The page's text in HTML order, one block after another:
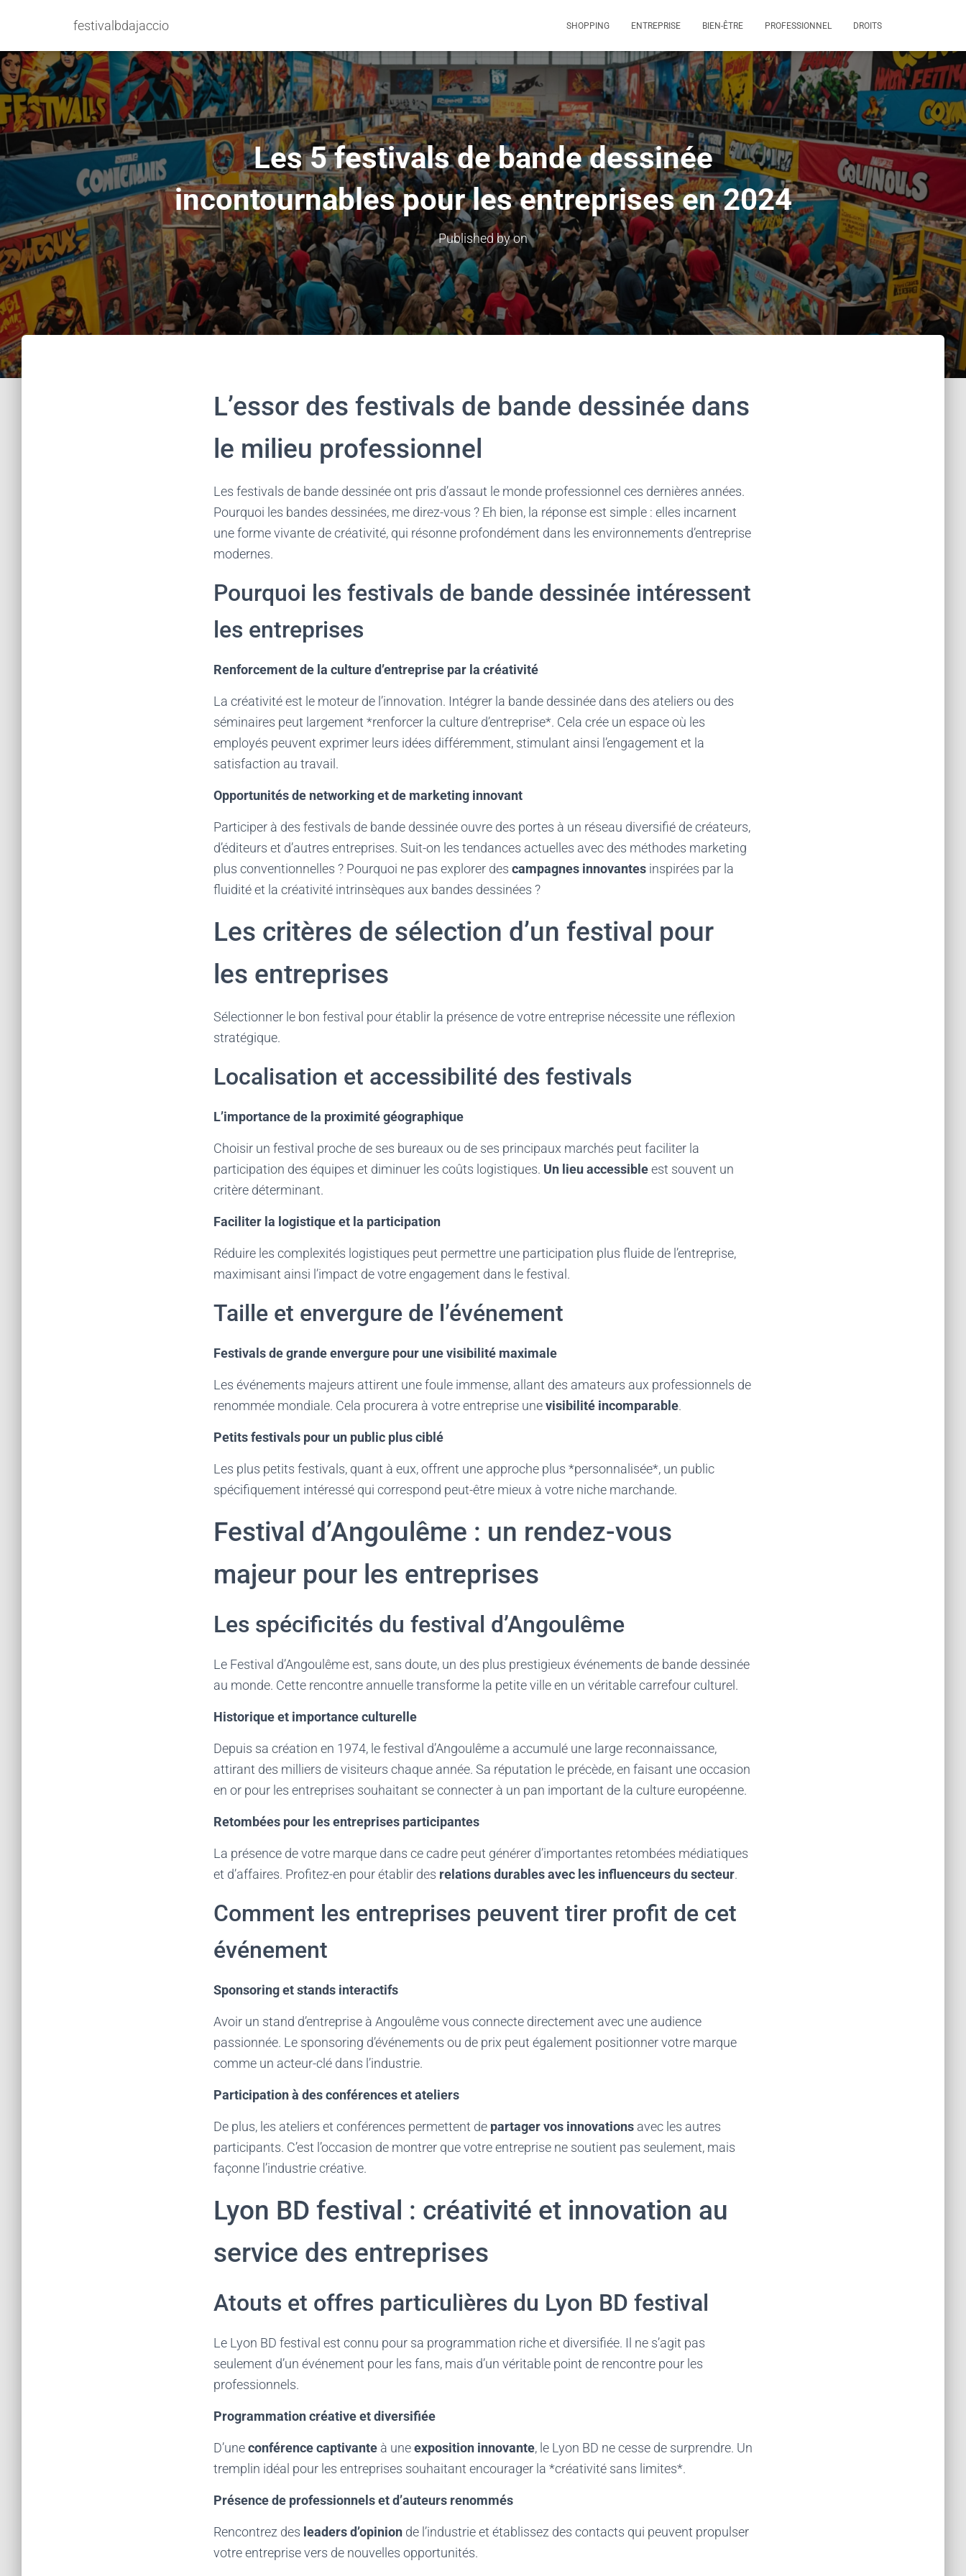
festivalbdajaccio SHOPPING ENTREPRISE BIEN-ÊTRE PROFESSIONNEL DROITS
Les 5 festivals de bande dessinée
incontournables pour les entreprises en 2024
Published byon
L’essor des festivals de bande dessinée dans
le milieu professionnel
Les festivals de bande dessinée ont pris d’assaut le monde professionnel ces dernières années.
Pourquoi les bandes dessinées, me direz-vous ? Eh bien, la réponse est simple : elles incarnent
une forme vivante de créativité, qui résonne profondément dans les environnements d’entreprise
modernes.
Pourquoi les festivals de bande dessinée intéressent
les entreprises
Renforcement de la culture d’entreprise par la créativité
La créativité est le moteur de l’innovation. Intégrer la bande dessinée dans des ateliers ou des
séminaires peut largement *renforcer la culture d’entreprise*. Cela crée un espace où les
employés peuvent exprimer leurs idées différemment, stimulant ainsi l’engagement et la
satisfaction au travail.
Opportunités de networking et de marketing innovant
Participer à des festivals de bande dessinée ouvre des portes à un réseau diversifié de créateurs,
d’éditeurs et d’autres entreprises. Suit-on les tendances actuelles avec des méthodes marketing
plus conventionnelles ? Pourquoi ne pas explorer des campagnes innovantes inspirées par la
fluidité et la créativité intrinsèques aux bandes dessinées ?
Les critères de sélection d’un festival pour
les entreprises
Sélectionner le bon festival pour établir la présence de votre entreprise nécessite une réflexion
stratégique.
Localisation et accessibilité des festivals
L’importance de la proximité géographique
Choisir un festival proche de ses bureaux ou de ses principaux marchés peut faciliter la
participation des équipes et diminuer les coûts logistiques. Un lieu accessibleest souvent un
critère déterminant.
Faciliter la logistique et la participation
Réduire les complexités logistiques peut permettre une participation plus fluide de l’entreprise,
maximisant ainsi l’impact de votre engagement dans le festival.
Taille et envergure de l’événement
Festivals de grande envergure pour une visibilité maximale
Les événements majeurs attirent une foule immense, allant des amateurs aux professionnels de
renommée mondiale. Cela procurera à votre entreprise unevisibilité incomparable.
Petits festivals pour un public plus ciblé
Les plus petits festivals, quant à eux, offrent une approche plus *personnalisée*, un public
spécifiquement intéressé qui correspond peut-être mieux à votre niche marchande.
Festival d’Angoulême : un rendez-vous
majeur pour les entreprises
Les spécificités du festival d’Angoulême
Le Festival d’Angoulême est, sans doute, un des plus prestigieux événements de bande dessinée
au monde. Cette rencontre annuelle transforme la petite ville en un véritable carrefour culturel.
Historique et importance culturelle
Depuis sa création en 1974, le festival d’Angoulême a accumulé une large reconnaissance,
attirant des milliers de visiteurs chaque année. Sa réputation le précède, en faisant une occasion
en or pour les entreprises souhaitant se connecter à un pan important de la culture européenne.
Retombées pour les entreprises participantes
La présence de votre marque dans ce cadre peut générer d’importantes retombées médiatiques
et d’affaires. Profitez-en pour établir des relations durables avec les influenceurs du secteur.
Comment les entreprises peuvent tirer profit de cet
événement
Sponsoring et stands interactifs
Avoir un stand d’entreprise à Angoulême vous connecte directement avec une audience
passionnée. Le sponsoring d’événements ou de prix peut également positionner votre marque
comme un acteur-clé dans l’industrie.
Participation à des conférences et ateliers
De plus, les ateliers et conférences permettent de partager vos innovations avec les autres
participants. C’est l’occasion de montrer que votre entreprise ne soutient pas seulement, mais
façonne l’industrie créative.
Lyon BD festival : créativité et innovation au
service des entreprises
Atouts et offres particulières du Lyon BD festival
Le Lyon BD festival est connu pour sa programmation riche et diversifiée. Il ne s’agit pas
seulement d’un événement pour les fans, mais d’un véritable point de rencontre pour les
professionnels.
Programmation créative et diversifiée
D’uneconférence captivante à uneexposition innovante, le Lyon BD ne cesse de surprendre. Un
tremplin idéal pour les entreprises souhaitant encourager la *créativité sans limites*.
Présence de professionnels et d’auteurs renommés
Rencontrez des leaders d’opinion de l’industrie et établissez des contacts qui peuvent propulser
votre entreprise vers de nouvelles opportunités.